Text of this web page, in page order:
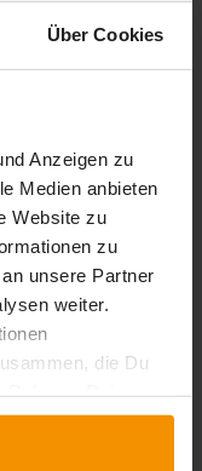
Über Cookies
Anzeigen zu
Medien anbieten
Website zu
zu
unsere Partner
weiter.
die Du
erhalten.